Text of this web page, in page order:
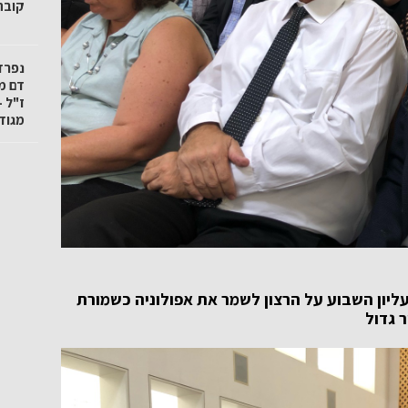
השבוע על הרצון לשמר את אפולוניה כשמורת
גדול
דם
ז"ל